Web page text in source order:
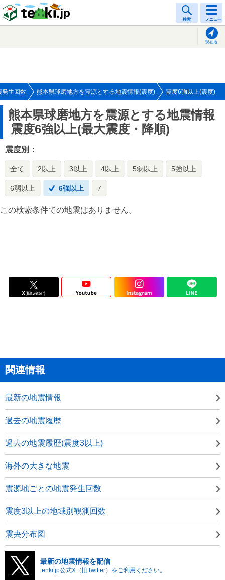
検索 メニュー
現在地
発生回数 熊本県球磨地方を震源とする地震情報(震度) 震度6強以上(震度)
熊本県球磨地方を震源とする地震情報
震度6強以上(最大震度・降順)
震度別：
全て 2以上 3以上 4以上 5弱以上 5強以上
6弱以上 6強以上 7
この検索条件での地震はありません。
関連情報
最新の地震情報
過去の地震履歴
過去の地震履歴(震度3以上)
海外の大きな地震
震源地ごとの地震発生回数
震度3以上の地域別観測回数
震央分布図
最新の地震情報を配信
tenki.jp公式X（旧Twitter）をご利用ください。